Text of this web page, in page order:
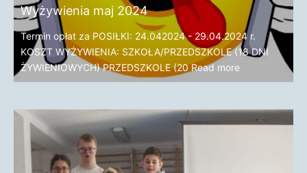
Wyżywienia maj 2024
Termin opłat za POSIŁKI: 24.042024 - 29.04.2024 r.
KOSZT WYŻYWIENIA: SZKOŁA/PRZEDSZKOLE (18 DNI
ŻYWIENIOWYCH) PRZEDSZKOLE (20Read more